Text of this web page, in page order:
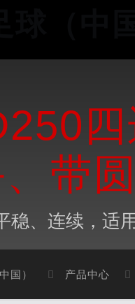
带
稳、连续，适
国） 产品中心